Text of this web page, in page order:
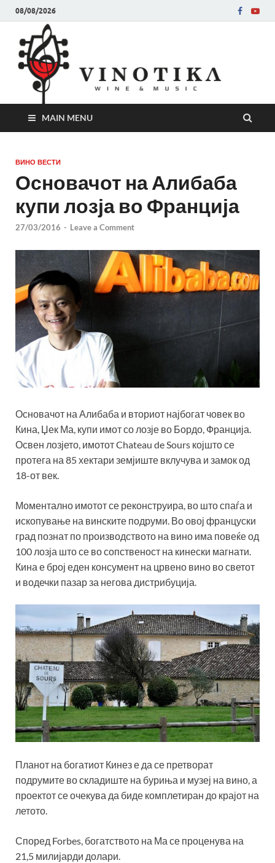
08/08/2026
MAIN MENU
ВИНО ВЕСТИ
Основачот на Алибаба
купи лозја во Франција
27/03/2016 - Leave a Comment
Основачот на Алибаба и вториот најбогат човек во
Кина, Џек Ма, купи имот со лозје во Бордо, Франција.
Освен лозјето, имотот Chateau de Sours којшто се
протега на 85 хектари земјиште вклучува и замок од
18-от век.
Моментално имотот се реконструира, во што спаѓа и
ископување на винските подруми. Во овој француски
град познат по производството на вино има повеќе од
100 лозја што се во сопственост на кинески магнати.
Кина е број еден консумент на црвено вино во светот
и водечки пазар за негова дистрибуција.
Планот на богатиот Кинез е да се претворат
подрумите во складиште на буриња и музеј на вино, а
проектот се очекува да биде комплетиран до крајот на
летото.
Според Forbes, богатството на Ма се проценува на
21,5 милијарди долари.